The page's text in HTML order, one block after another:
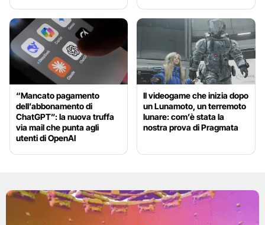
“Mancato pagamento
dell’abbonamento di
ChatGPT”: la nuova truffa
via mail che punta agli
utenti di OpenAI
Il videogame che inizia dopo
un Lunamoto, un terremoto
lunare: com’è stata la
nostra prova di Pragmata